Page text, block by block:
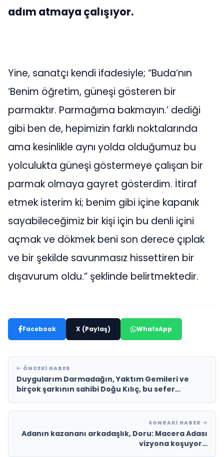
adım atmaya çalışıyor.
Yine, sanatçı kendi ifadesiyle; “Buda’nın
‘Benim öğretim, güneşi gösteren bir
parmaktır. Parmağıma bakmayın.’ dediği
gibi ben de, hepimizin farklı noktalarında
ama kesinlikle aynı yolda olduğumuz bu
yolculukta güneşi göstermeye çalışan bir
parmak olmaya gayret gösterdim. İtiraf
etmek isterim ki; benim gibi içine kapanık
sayabileceğimiz bir kişi için bu denli içini
açmak ve dökmek beni son derece çıplak
ve bir şekilde savunmasız hissettiren bir
dışavurum oldu.” şeklinde belirtmektedir.
Facebook X (Paylaş) WhatsApp
ÖNCEKI HABER
Duygularım Darmadağın, Yaktım Gemileri ve
birçok şarkının sahibi Doğu Kılıç, bu sefer
SONRAKI HABER
Adanın kazananı arkadaşlık, Doru: Macera Adası
vizyona koşuyor…